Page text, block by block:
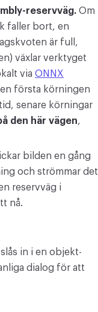
reservväg. Om
faller bort, en
är full,
växlar verktyget
via ONNX
första körningen
senare körningar
den här vägen,
bilden en gång
och strömmar det
reservväg i
nå.
in i en objekt-
dialog för att